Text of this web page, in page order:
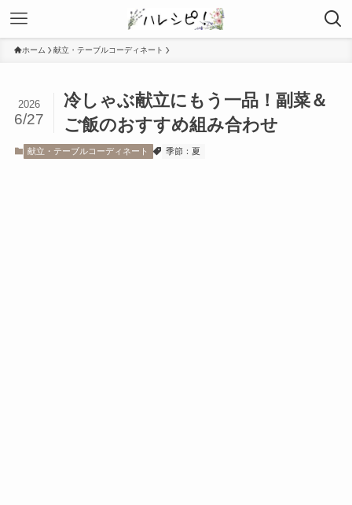
ホーム 献立・テーブルコーディネート
冷しゃぶ献立にもう一品！副菜＆
ご飯のおすすめ組み合わせ
2026
6/27
献立・テーブルコーディネート 季節：夏